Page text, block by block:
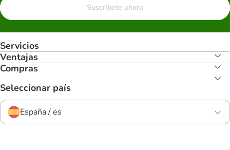
Suscríbete ahora
Servicios
Ventajas
Compras
Seleccionar país
España / es